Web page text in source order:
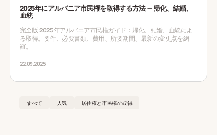
2025年にアルバニア市民権を取得する方法 — 帰化、結婚、
血統
完全版 2025年アルバニア市民権ガイド：帰化、結婚、血統によ
る取得。要件、必要書類、費用、所要期間、最新の変更点を網
羅。
22.09.2025
すべて 人気 居住権と市民権の取得